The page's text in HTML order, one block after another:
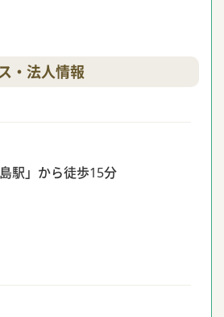
・法人情報
駅」から徒歩15分